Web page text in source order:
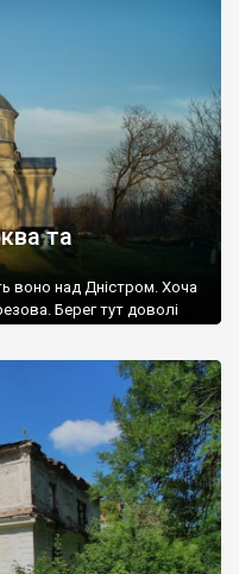
Всі епітафії, які
– цвинтар
У 1924-1940
та
воно над Дністром. Хоча
Берег тут доволі
більшості навколишніх
церква. Точної дати […]